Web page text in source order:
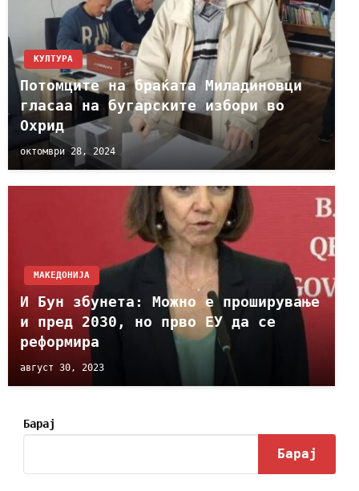
КУЛТУРА
Потомците на браќата Миладиновци
гласаа на бугарските избори во
Охрид
октомври 28, 2024
МАКЕДОНИЈА
И Бун збунета: Можно е проширување
и пред 2030, но прво ЕУ да се
реформира
август 30, 2023
Барај
Барај